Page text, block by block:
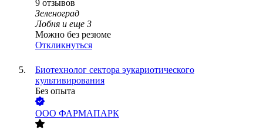
9 отзывов
Зеленоград
Лобня и еще 3
Можно без резюме
Откликнуться
Биотехнолог сектора эукариотического
культивирования
Без опыта
ООО ФАРМАПАРК